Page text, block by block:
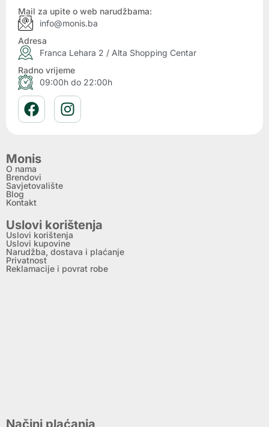
Mail za upite o web narudžbama:
info@monis.ba
Adresa
Franca Lehara 2 / Alta Shopping Centar
Radno vrijeme
09:00h do 22:00h
Monis
O nama
Brendovi
Savjetovalište
Blog
Kontakt
Uslovi korištenja
Uslovi korištenja
Uslovi kupovine
Narudžba, dostava i plaćanje
Privatnost
Reklamacije i povrat robe
Načini plaćanja